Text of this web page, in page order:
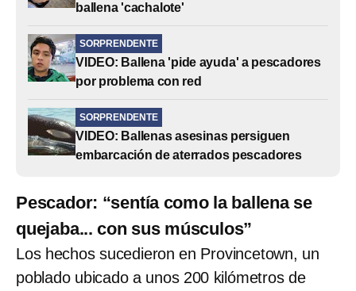
ballena 'cachalote'
SORPRENDENTE
VIDEO: Ballena 'pide ayuda' a pescadores
por problema con red
SORPRENDENTE
VIDEO: Ballenas asesinas persiguen
embarcación de aterrados pescadores
Pescador: “sentía como la ballena se
quejaba... con sus músculos”
Los hechos sucedieron en Provincetown, un
poblado ubicado a unos 200 kilómetros de